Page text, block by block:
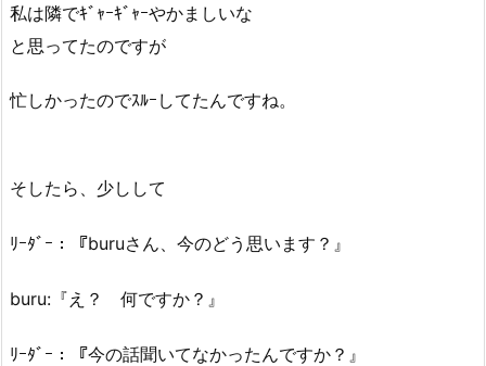
私は隣でｷﾞｬｰｷﾞｬｰやかましいな
と思ってたのですが
忙しかったのでｽﾙｰしてたんですね。
そしたら、少しして
ﾘｰﾀﾞｰ：『buruさん、今のどう思います？』
buru:『え？ 何ですか？』
ﾘｰﾀﾞｰ：『今の話聞いてなかったんですか？』